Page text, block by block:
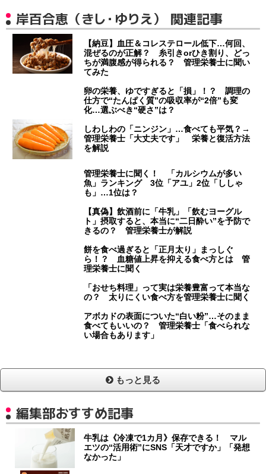
岸百合恵（きし・ゆりえ） 関連記事
【納豆】血圧＆コレステロール低下…何回、
混ぜるのが正解？ 糸引きorひき割り、どっ
ちが満腹感が得られる？ 管理栄養士に聞い
てみた
卵の栄養、ゆですぎると「損」！？ 調理の
仕方で“たんぱく質”の吸収率が“2倍”も変
化…選ぶべき“硬さ”は？
しわしわの「ニンジン」…食べても平気？→
管理栄養士「大丈夫です」 栄養と復活方法
を解説
管理栄養士に聞く！ 「カルシウムが多い
魚」ランキング 3位「アユ」2位「ししゃ
も」…1位は？
【真偽】飲酒前に「牛乳」「飲むヨーグル
ト」摂取すると、本当に“二日酔い”を予防で
きるの？ 管理栄養士が解説
餅を食べ過ぎると「正月太り」まっしぐ
ら！？ 血糖値上昇を抑える食べ方とは 管
理栄養士に聞く
「おせち料理」って実は栄養豊富って本当な
の？ 太りにくい食べ方を管理栄養士に聞く
アボカドの表面についた“白い粉”…そのまま
食べてもいいの？ 管理栄養士「食べられな
い場合もあります」
もっと見る
編集部おすすめ記事
牛乳は《冷凍で1カ月》保存できる！ マル
エツの“活用術”にSNS「天才ですか」「発想
なかった」